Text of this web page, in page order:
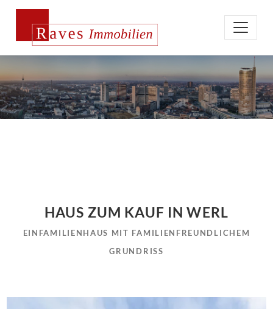
HAUS ZUM KAUF IN WERL
EINFAMILIENHAUS MIT FAMILIENFREUNDLICHEM
GRUNDRISS